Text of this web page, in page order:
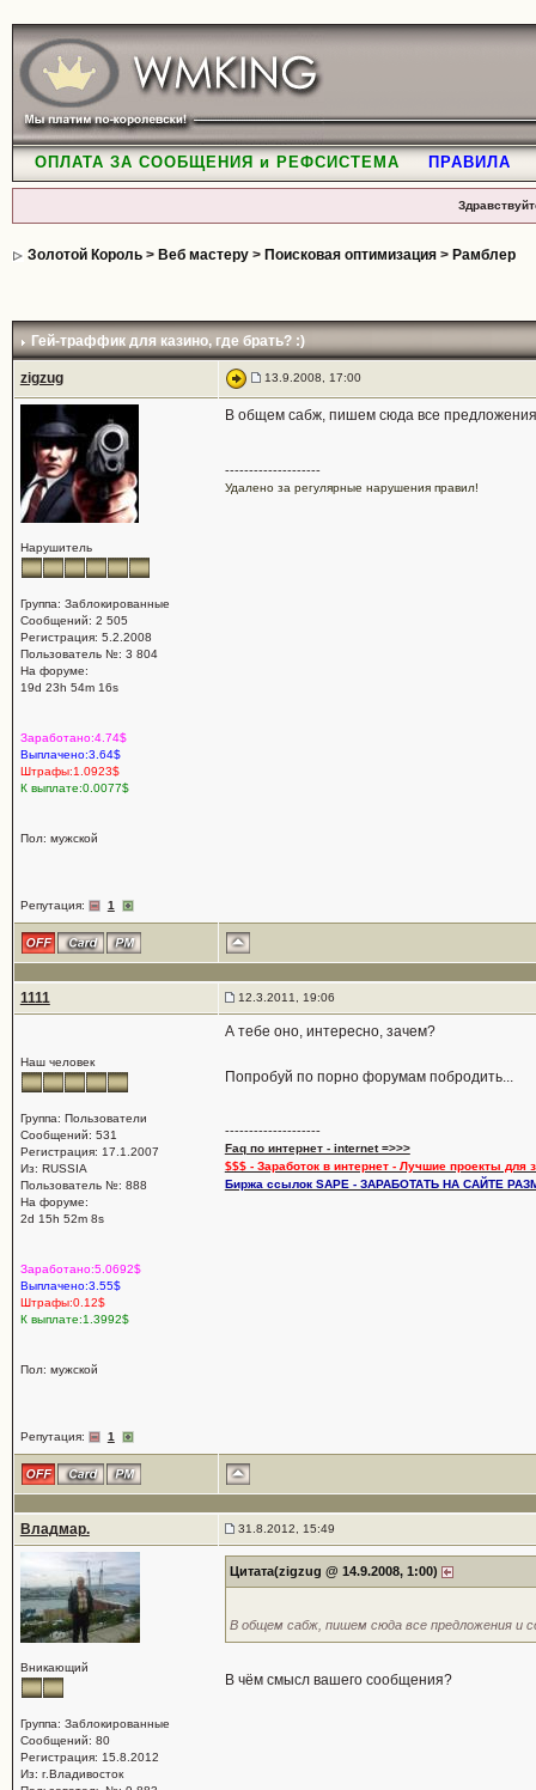
ОПЛАТА ЗА СООБЩЕНИЯ и РЕФСИСТЕМА ПРАВИЛА
Золотой Король> Веб мастеру> Поисковая оптимизация> Рамблер
Гей-траффик для казино, где брать? :)
zigzug 13.9.2008, 17:00
Нарушитель
Группа: Заблокированные
Сообщений: 2 505
Регистрация: 5.2.2008
Пользователь №: 3 804
На форуме:
19d 23h 54m 16s
Заработано:4.74$
Выплачено:3.64$
Штрафы:1.0923$
К выплате:0.0077$
Пол: мужской
Репутация: 1
В общем сабж, пишем сюда все
--------------------
Удалено за регулярные нарушения правил!
1111 12.3.2011, 19:06
Наш человек
Группа: Пользователи
Сообщений: 531
Регистрация: 17.1.2007
Из: RUSSIA
Пользователь №: 888
На форуме:
2d 15h 52m 8s
Заработано:5.0692$
Выплачено:3.55$
Штрафы:0.12$
К выплате:1.3992$
Пол: мужской
Репутация: 1
А тебе оно, интересно, зачем?
Попробуй по порно форумам побродить...
--------------------
Faq по интернет - internet =>>>
$$$ - Заработок в интернет - Лучшие проекты для
Биржа ссылок SAPE - ЗАРАБОТАТЬ НА САЙТЕ
Владмар. 31.8.2012, 15:49
Вникающий
Группа: Заблокированные
Сообщений: 80
Регистрация: 15.8.2012
Из: г.Владивосток
Цитата(zigzug @ 14.9.2008, 1:00)
В общем сабж, пишем сюда все предложения и
В чём смысл вашего сообщения?